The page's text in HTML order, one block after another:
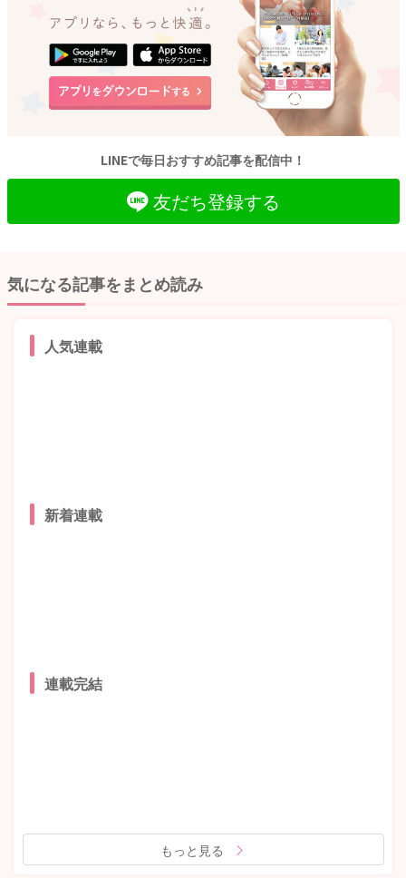
LINEで毎日おすすめ記事を配信中！
友だち登録する
気になる記事をまとめ読み
人気連載
新着連載
連載完結
もっと見る